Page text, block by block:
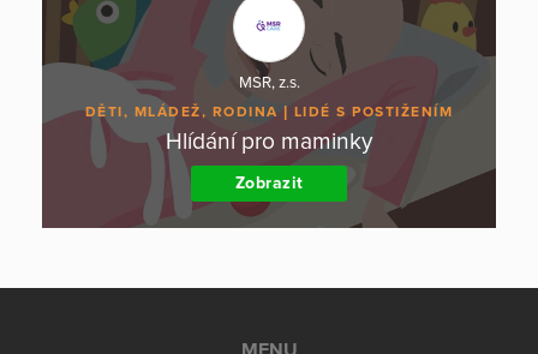
MSR, z.s.
DĚTI, MLÁDEŽ, RODINA LIDÉ S POSTIŽENÍM
Hlídání pro maminky
Zobrazit